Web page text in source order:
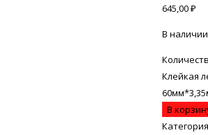
645,00₽
В наличии
Клейкая
В